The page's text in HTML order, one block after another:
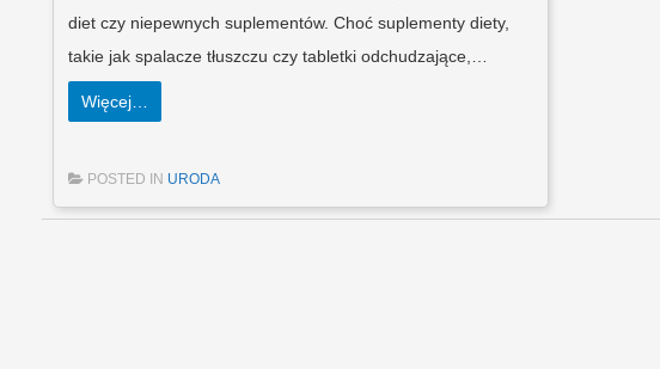
diet czy niepewnych suplementów. Choć suplementy diety,
takie jak spalacze tłuszczu czy tabletki odchudzające,…
Więcej…
POSTED IN URODA